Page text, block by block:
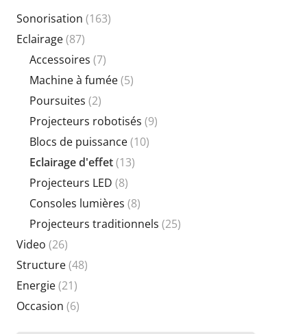
Sonorisation (163)
Eclairage(87)
Accessoires (7)
Machine à fumée(5)
Poursuites (2)
Projecteurs robotisés (9)
Blocs de puissance(10)
Eclairage d'effet(13)
Projecteurs LED (8)
Consoles lumières (8)
Projecteurs traditionnels (25)
Video (26)
Structure(48)
Energie(21)
Occasion (6)